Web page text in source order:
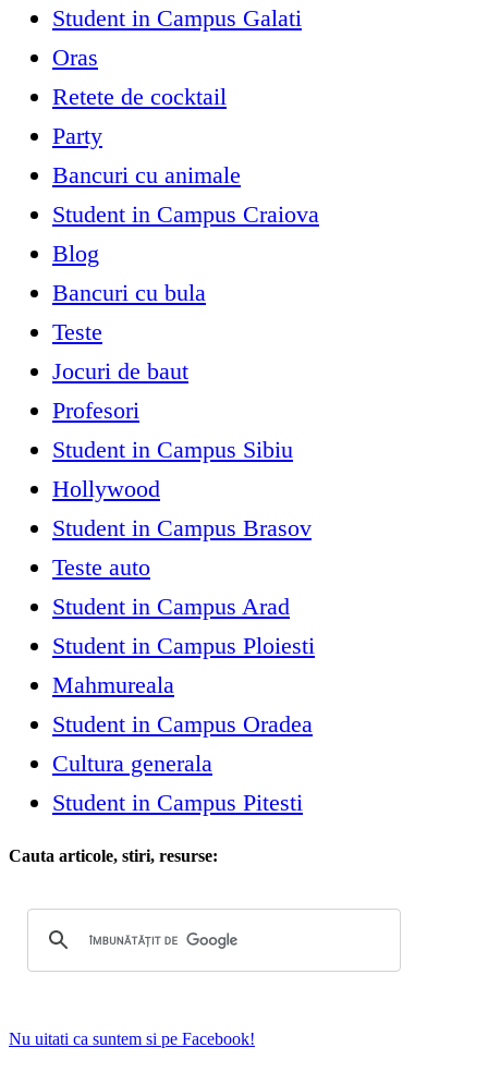
Student in Campus Galati
Oras
Retete de cocktail
Party
Bancuri cu animale
Student in Campus Craiova
Blog
Bancuri cu bula
Teste
Jocuri de baut
Profesori
Student in Campus Sibiu
Hollywood
Student in Campus Brasov
Teste auto
Student in Campus Arad
Student in Campus Ploiesti
Mahmureala
Student in Campus Oradea
Cultura generala
Student in Campus Pitesti
Cauta articole, stiri, resurse:
Nu uitati ca suntem si pe Facebook!